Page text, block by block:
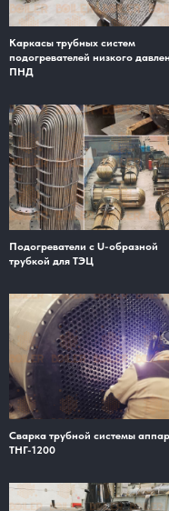
Каркасы трубных систем
подогревателей низкого
ПНД
Подогреватели с U-образной
трубкой для ТЭЦ
Сварка трубной системы
ТНГ-1200